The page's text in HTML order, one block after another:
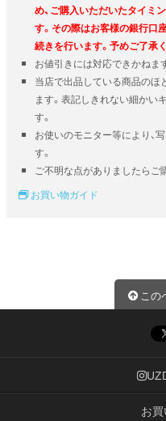
め、ご購入いただいたタイミ
す。その際はお客様の銀行口
続きを行います。予めご了承
お値引きには対応できかねま
当店で出品している商品のほ
ます。表記しきれない細かい
す。
お使いのモニター等により、
す。
ご不明な点がありましたらご
お買い物ガイド
この
お